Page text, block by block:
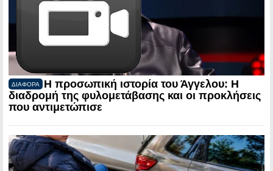
ΔΙΑΦΟΡΑ
Η προσωπική ιστορία του Άγγελου: Η
διαδρομή της φυλομετάβασης και οι προκλήσεις
που αντιμετώπισε